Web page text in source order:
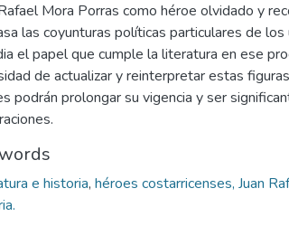
Mora Porras como héroe olvidado y
las coyunturas políticas particulares de
el papel que cumple la literatura en ese
de actualizar y reinterpretar estas
podrán prolongar su vigencia y ser
e historia, héroes costarricenses, Juan